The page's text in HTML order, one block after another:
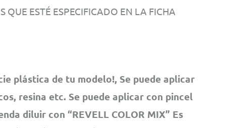
ESTÉ ESPECIFICADO EN LA FICHA
plástica de tu modelo!, Se puede aplicar
resina etc. Se puede aplicar con pincel
diluir con “REVELL COLOR MIX” Es